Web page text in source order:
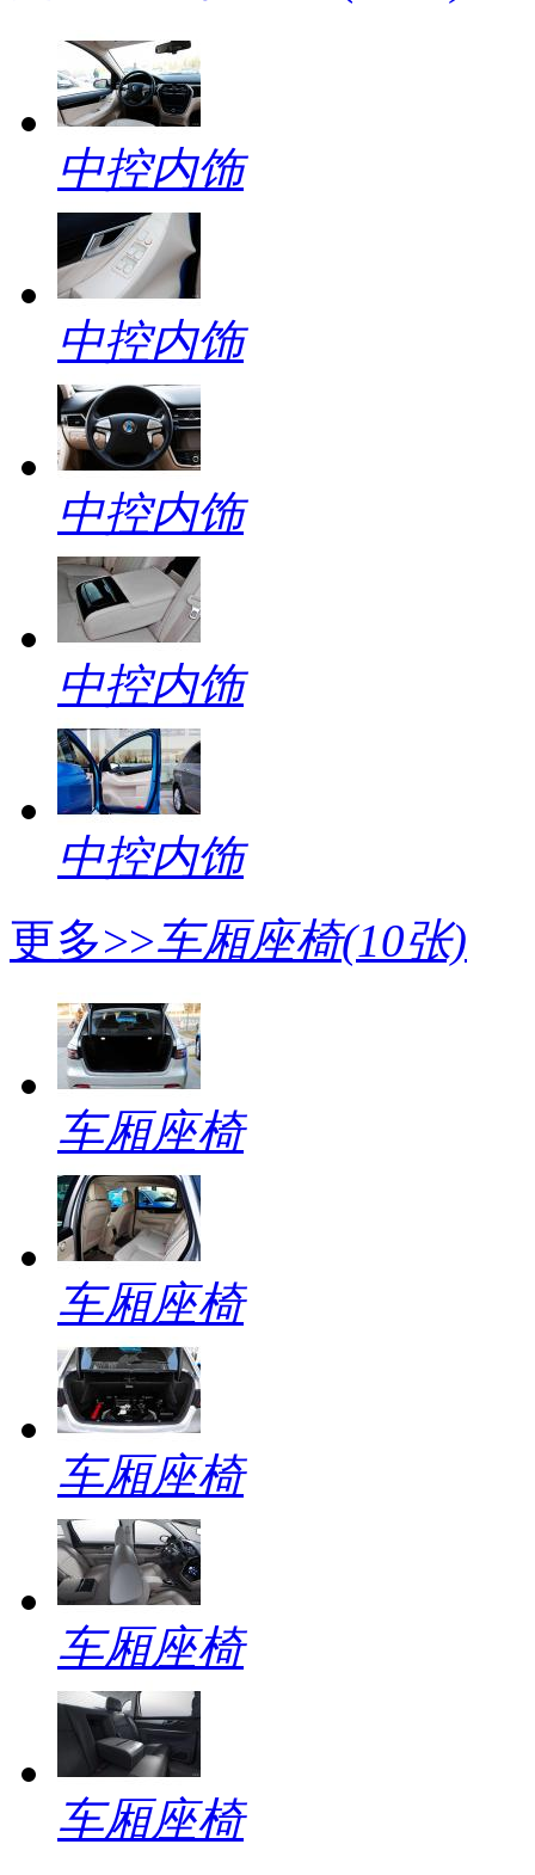
中控内饰
中控内饰
中控内饰
中控内饰
中控内饰
更多>>车厢座椅(10张)
车厢座椅
车厢座椅
车厢座椅
车厢座椅
车厢座椅